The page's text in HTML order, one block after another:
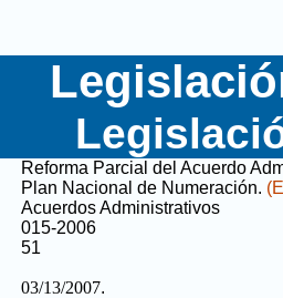
Reforma Parcial del Acuerdo
Plan Nacional de Numeración.
Acuerdos Administrativos
015-2006
51
03/13/2007.